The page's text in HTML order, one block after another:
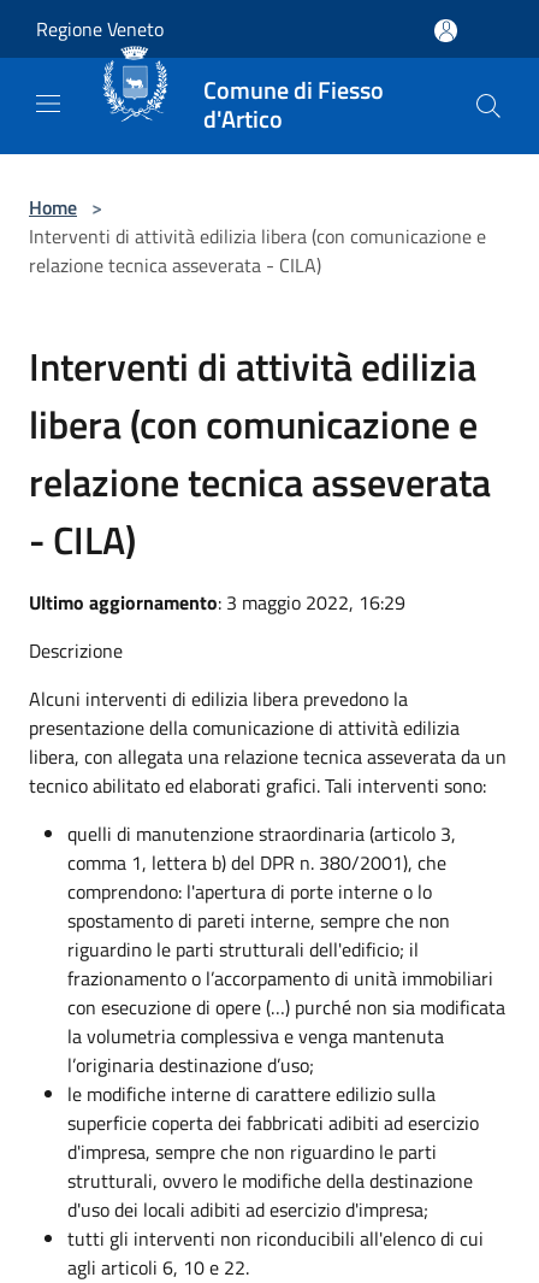
Regione Veneto
Comune di Fiesso
d'Artico
Home >
Interventi di attività edilizia libera (con comunicazione e
relazione tecnica asseverata - CILA)
Interventi di attività edilizia
libera (con comunicazione e
relazione tecnica asseverata
- CILA)
Ultimo aggiornamento: 3 maggio 2022, 16:29
Descrizione
Alcuni interventi di edilizia libera prevedono la
presentazione della comunicazione di attività edilizia
libera, con allegata una relazione tecnica asseverata da un
tecnico abilitato ed elaborati grafici. Tali interventi sono:
quelli di manutenzione straordinaria (articolo 3,
comma 1, lettera b) del DPR n. 380/2001), che
comprendono: l'apertura di porte interne o lo
spostamento di pareti interne, sempre che non
riguardino le parti strutturali dell'edificio; il
frazionamento o l’accorpamento di unità immobiliari
con esecuzione di opere (…) purché non sia modificata
la volumetria complessiva e venga mantenuta
l’originaria destinazione d’uso;
le modifiche interne di carattere edilizio sulla
superficie coperta dei fabbricati adibiti ad esercizio
d'impresa, sempre che non riguardino le parti
strutturali, ovvero le modifiche della destinazione
d'uso dei locali adibiti ad esercizio d'impresa;
tutti gli interventi non riconducibili all'elenco di cui
agli articoli 6, 10 e 22.